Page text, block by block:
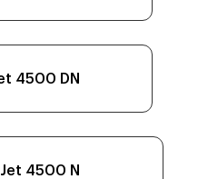
4500 DN
4500 N